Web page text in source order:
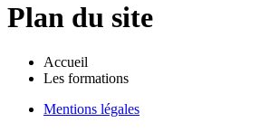
Plan du site
Accueil
Les formations
Mentions légales